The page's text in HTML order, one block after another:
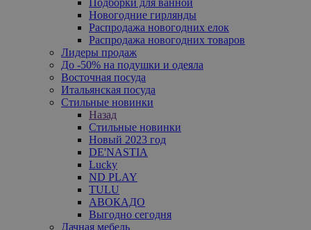
Новогодние гирлянды
Распродажа новогодних елок
Распродажа новогодних товаров
Лидеры продаж
До -50% на подушки и одеяла
Восточная посуда
Итальянская посуда
Стильные новинки
Назад
Стильные новинки
Новый 2023 год
DE'NASTIA
Lucky
ND PLAY
TULU
АВОКАДО
Выгодно сегодня
Дачная мебель